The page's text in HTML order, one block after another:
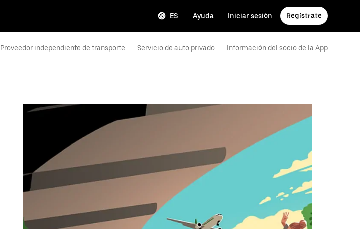
ES Ayuda Iniciar sesión Regístrate
Proveedor independiente de transporte Servicio de auto privado Información del socio de la App